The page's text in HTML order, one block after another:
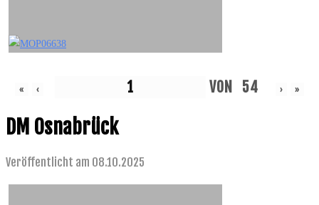
« ‹ VON 54 › »
DM Osnabrück
Veröffentlicht am 08.10.2025